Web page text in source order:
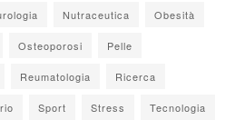
Nutraceutica Obesità
Osteoporosi Pelle
Reumatologia Ricerca
Sport Stress Tecnologia